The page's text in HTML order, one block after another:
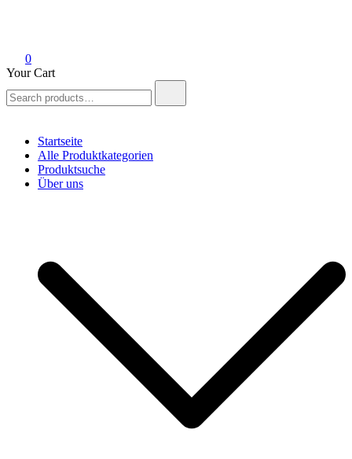
0
Your Cart
for:
Startseite
Alle Produktkategorien
Produktsuche
Über uns